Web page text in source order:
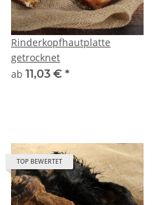
Rinderkopfhautplatte
getrocknet
ab 11,03 € *
TOP BEWERTET